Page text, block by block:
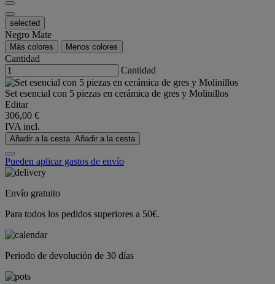
selected
Negro Mate
Más colores Menos colores
Cantidad
Cantidad
Set esencial con 5 piezas en cerámica de gres y Molinillos
Editar
306,00 €
IVA incl.
Añadir a la cesta Añadir a la cesta
Pueden aplicar gastos de envío
Envío gratuito
Para todos los pedidos superiores a 50€.
Periodo de devolución de 30 días